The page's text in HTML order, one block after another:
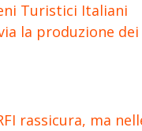
Turistici Italiani
la produzione
rassicura, ma